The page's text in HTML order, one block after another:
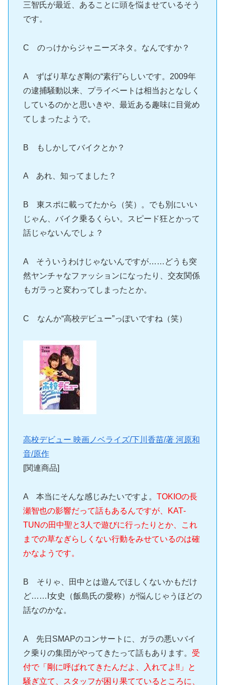
三智氏が最近、あることに頭を悩ませているそう
です。
C のっけからジャニーズネタ。なんですか？
A ずばり草なぎ剛の“素行”らしいです。2009年
の逮捕騒動以来、プライベートは相当おとなしく
しているのかと思いきや、最近ある趣味に目覚め
てしまったようで。
B もしかしてバイクとか？
A あれ、知ってました？
B 東スポに載ってたから（笑）。でも別にいい
じゃん、バイク乗るくらい。スピード狂とかって
話じゃないんでしょ？
A そういうわけじゃないんですが……どうも突
然ヤンチャなファッションになったり、交友関係
もガラっと変わってしまったとか。
C なんか“高校デビュー”っぽいですね（笑）
高校デビュー 映画ノベライズ/下川香苗/著 河原和
音/原作
[関連商品]
A 本当にそんな感じみたいですよ。 TOKIOの長
瀬智也の影響だって話もあるんですが、KAT‐
TUNの田中聖と3人で遊びに行ったりとか、これ
までの草なぎらしくない行動をみせているのは確
かなようです。
B そりゃ、田中とは遊んでほしくないかもだけ
ど……I女史（飯島氏の愛称）が悩んじゃうほどの
話なのかな。
A 先日SMAPのコンサートに、ガラの悪いバイ
ク乗りの集団がやってきたって話もあります。 受
付で「剛に呼ばれてきたんだよ、入れてよ!!」と
騒ぎ立て、スタッフが困り果てているところに、